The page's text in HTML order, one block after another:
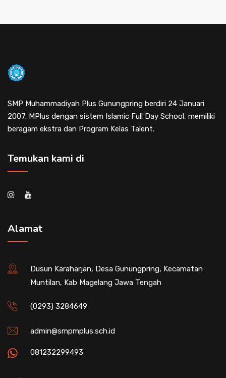
SMP Muhammadiyah Plus Gunungpring berdiri 24 Januari
2007. MPlus dengan sistem Islamic Full Day School, memiliki
beragam ekstra dan Program Kelas Talent.
Temukan kami di
Alamat
Dusun Karaharjan, Desa Gunungpring, Kecamatan
Muntilan, Kab Magelang Jawa Tengah
(0293) 3284649
admin@smpmplus.sch.id
081232299493